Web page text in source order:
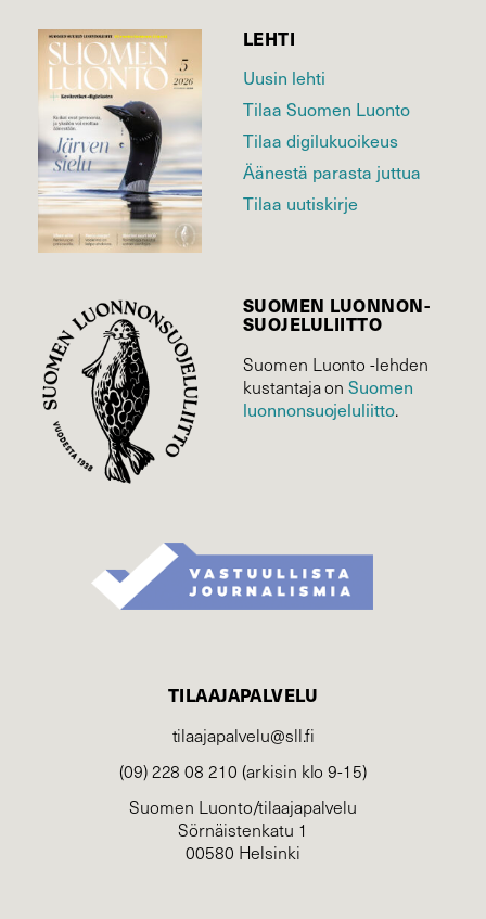
LEHTI
Uusin lehti
Tilaa Suomen Luonto
Tilaa digilukuoikeus
Äänestä parasta juttua
Tilaa uutiskirje
SUOMEN LUONNON­
SUOJELU­LIITTO
Suomen Luonto -lehden
kustantaja onSuomen
luonnonsuojelu­liitto.
TILAAJAPALVELU
tilaajapalvelu@sll.fi
(09) 228 08 210 (arkisin klo 9-15)
Suomen Luonto/tilaajapalvelu
Sörnäistenkatu 1
00580 Helsinki